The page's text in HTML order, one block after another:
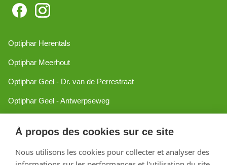
À propos des cookies sur ce site
Nous utilisons les cookies pour collecter et analyser des
Optiphar Herentals
Optiphar Meerhout
Optiphar Geel - Dr. van de Perrestraat
Optiphar Geel - Antwerpseweg
Optiphar Mol